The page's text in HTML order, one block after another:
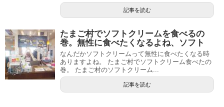
記事を読む
たまご村でソフトクリームを食べるの
巻。無性に食べたくなるよね、ソフト
なんだかソフトクリームって無性に食べたくなる時
ありますよね。 たまご村でソフトクリーム食べたの
巻。 たまご村のソフトクリーム...
記事を読む